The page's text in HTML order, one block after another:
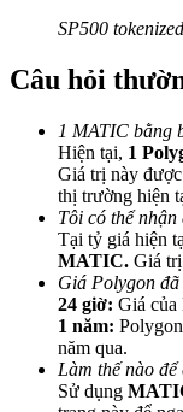
Lên đến 65%
Giới thiệu
Mời một người
SP500
Câu hỏi
1 MATIC bằng
Hiện tại, 1
Giá trị này
thị trường hiện
Tôi có thể
Tại tỷ giá hiện
MATIC. Giá
Giá Polygon
24 giờ: Giá của
1 năm:
năm qua.
Làm thế nào
Sử dụng